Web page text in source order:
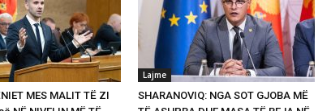
MES MALIT TË ZI
Lajme
SHARANOVIQ: NGA SOT GJOBA MË